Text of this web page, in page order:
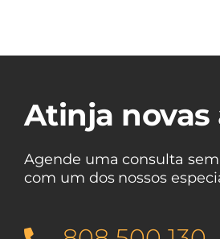
Atinja novas
Agende uma consulta
com um dos nossos